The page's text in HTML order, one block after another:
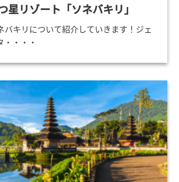
星リゾート「ソネバキリ」
バキリについて紹介していきます！ジェ
・・・